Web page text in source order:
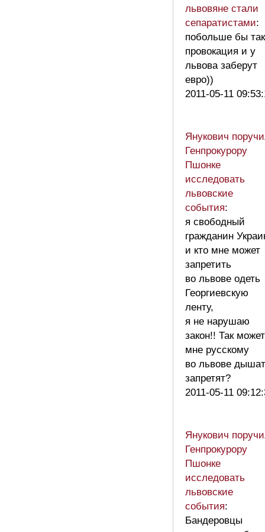
львовяне стали
сепаратистами:
побольше бы
провокация и у
львова заберут
евро))
2011-05-11
Янукович
Генпрокурору
Пшонке
исследовать
львовские
события:
я свободный
гражданин
и кто мне может
запретить
во львове одеть
Георгиевскую
ленту,
я не нарушаю
закон!! Так может
мне русскому
во львове
запретят?
2011-05-11
Янукович
Генпрокурору
Пшонке
исследовать
львовские
события:
Бандеровцы